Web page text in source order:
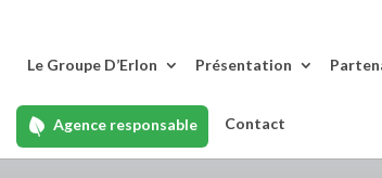
Le Groupe D’Erlon Présentation
Agence responsable Contact